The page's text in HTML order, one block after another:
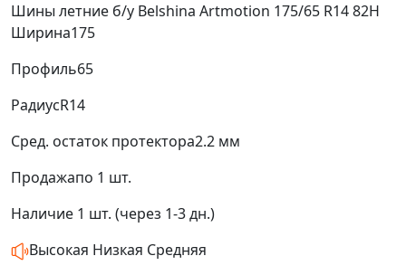
Шины летние б/у Belshina Artmotion 175/65 R14 82H
Ширина175
Профиль65
РадиусR14
Сред. остаток протектора2.2 мм
Продажапо 1 шт.
Наличие 1 шт. (через 1-3 дн.)
Высокая Низкая Средняя